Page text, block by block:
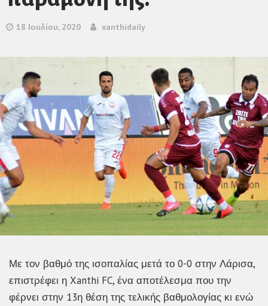
18 Ιουλίου, 2020 xanthidaily
Με τον βαθμό της ισοπαλίας μετά το 0-0 στην Λάρισα,
επιστρέφει η Xanthi FC, ένα αποτέλεσμα που την
φέρνει στην 13η θέση της τελικής βαθμολογίας κι ενώ